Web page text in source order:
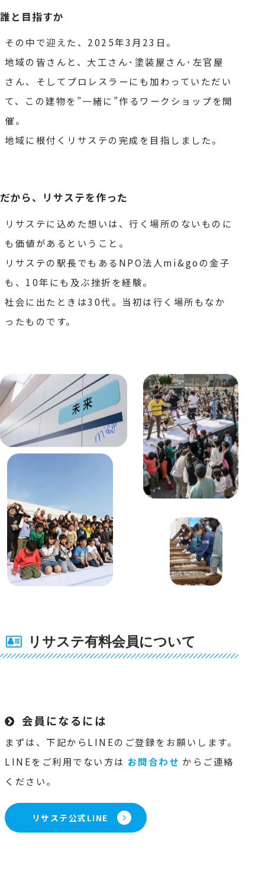
誰と目指すか
その中で迎えた、2025年3月23日。
地域の皆さんと、大工さん･塗装屋さん･左官屋
さん、そしてプロレスラーにも加わっていただい
て、
この建物を”一緒に”作るワークショップを開
催。
地域に根付くリサステの完成を目指しました。
だから、リサステを作った
リサステに込めた想いは、行く場所のないものに
も価値があるということ。
リサステの駅長でもあるNPO法人mi&goの金子
も、 10年にも及ぶ挫折を経験。
社会に出たときは30代。当初は行く場所もなか
ったものです。
リサステ有料会員について
会員になるには
まずは、下記からLINEのご登録をお願いします。
LINEをご利用でない方は お問合わせ からご連絡
ください。
リサステ公式LINE